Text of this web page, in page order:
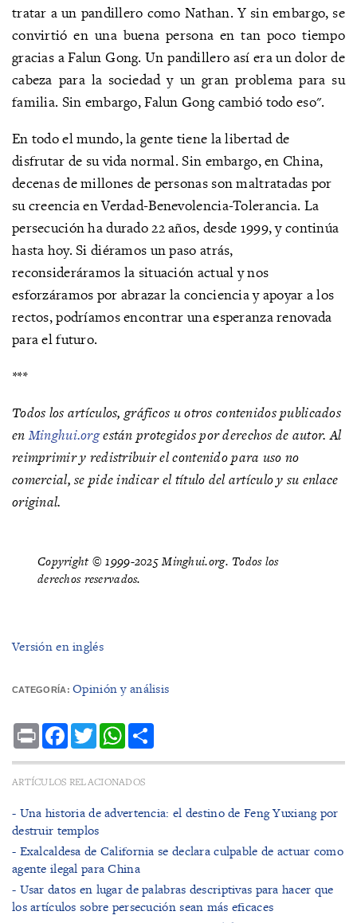
tratar a un pandillero como Nathan. Y sin embargo, se
convirtió en una buena persona en tan poco tiempo
gracias a Falun Gong. Un pandillero así era un dolor de
cabeza para la sociedad y un gran problema para su
familia. Sin embargo, Falun Gong cambió todo eso".
En todo el mundo, la gente tiene la libertad de
disfrutar de su vida normal. Sin embargo, en China,
decenas de millones de personas son maltratadas por
su creencia en Verdad-Benevolencia-Tolerancia. La
persecución ha durado 22 años, desde 1999, y continúa
hasta hoy. Si diéramos un paso atrás,
reconsideráramos la situación actual y nos
esforzáramos por abrazar la conciencia y apoyar a los
rectos, podríamos encontrar una esperanza renovada
para el futuro.
***
Todos los artículos, gráficos u otros contenidos publicados
enMinghui.orgestán protegidos por derechos de autor. Al
reimprimir y redistribuir el contenido para uso no
comercial, se pide indicar el título del artículo y su enlace
original.
Copyright © 1999-2025 Minghui.org. Todos los
derechos reservados.
Versión en inglés
CATEGORÍA:Opinión y análisis
Print Facebook
TwitterWhatsApp
ARTÍCULOS RELACIONADOS
- Una historia de advertencia: el destino de Feng Yuxiang por
destruir templos
- Exalcaldesa de California se declara culpable de actuar como
agente ilegal para China
- Usar datos en lugar de palabras descriptivas para hacer que
los artículos sobre persecución sean más eficaces